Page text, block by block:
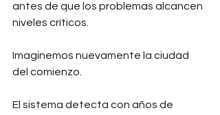
antes de que los problemas alcancen
niveles críticos.
Imaginemos nuevamente la ciudad
del comienzo.
El sistema detecta con años de